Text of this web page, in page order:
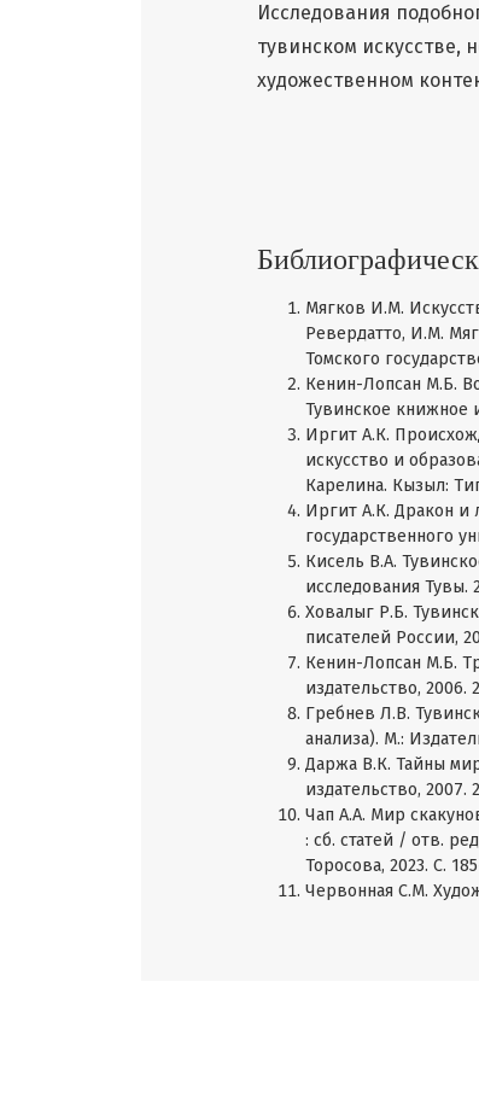
Исследования
тувинском искусстве,
художественном
Мягков И.М.
Ревердатто, И.М.
Томского
Кенин-Лопсан М.Б.
Тувинское книжное
Иргит А.К.
искусство и
Карелина. Кызыл:
Иргит А.К. Дракон и
государственного
Кисель В.А.
исследования Тувы.
Ховалыг Р.Б.
писателей России,
Кенин-Лопсан М.Б.
издательство, 2006.
Гребнев Л.В.
анализа). М.:
Даржа В.К. Тайны
издательство, 2007.
Чап А.А. Мир
: сб. статей / отв.
Торосова, 2023. С.
Червонная С.М.